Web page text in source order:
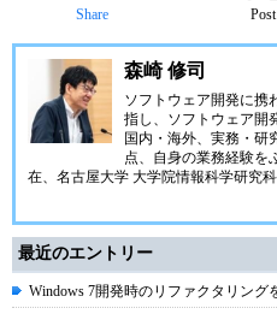
Share Post
森崎 修司
ソフトウェア開発に携
指し、ソフトウェア開
国内・海外、実務・研
点、自身の業務経験を
在、名古屋大学 大学院情報科学研究科
最近のエントリー
Windows 7開発時のリファクタリング